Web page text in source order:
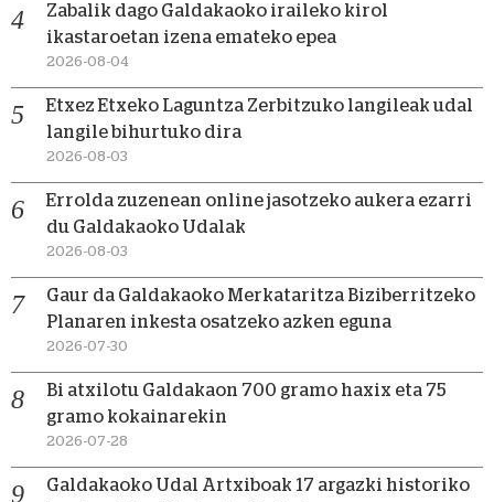
Zabalik dago Galdakaoko iraileko kirol
ikastaroetan izena emateko epea
2026-08-04
Etxez Etxeko Laguntza Zerbitzuko langileak udal
langile bihurtuko dira
2026-08-03
Errolda zuzenean online jasotzeko aukera ezarri
du Galdakaoko Udalak
2026-08-03
Gaur da Galdakaoko Merkataritza Biziberritzeko
Planaren inkesta osatzeko azken eguna
2026-07-30
Bi atxilotu Galdakaon 700 gramo haxix eta 75
gramo kokainarekin
2026-07-28
Galdakaoko Udal Artxiboak 17 argazki historiko